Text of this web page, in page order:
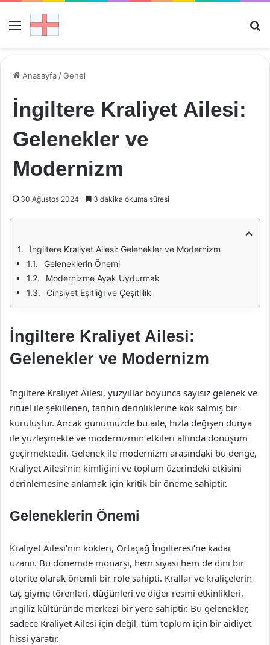
Menü
Anasayfa /Genel
İngiltere Kraliyet Ailesi:
Gelenekler ve
Modernizm
30 Ağustos 2024 3 dakika okuma süresi
İngiltere Kraliyet Ailesi: Gelenekler ve Modernizm
Geleneklerin Önemi
Modernizme Ayak Uydurmak
Cinsiyet Eşitliği ve Çeşitlilik
İngiltere Kraliyet Ailesi:
Gelenekler ve Modernizm
İngiltere Kraliyet Ailesi, yüzyıllar boyunca sayısız gelenek ve
ritüel ile şekillenen, tarihin derinliklerine kök salmış bir
kuruluştur. Ancak günümüzde bu aile, hızla değişen dünya
ile yüzleşmekte ve modernizmin etkileri altında dönüşüm
geçirmektedir. Gelenek ile modernizm arasındaki bu denge,
Kraliyet Ailesi’nin kimliğini ve toplum üzerindeki etkisini
derinlemesine anlamak için kritik bir öneme sahiptir.
Geleneklerin Önemi
Kraliyet Ailesi’nin kökleri, Ortaçağ İngilteresi’ne kadar
uzanır. Bu dönemde monarşi, hem siyasi hem de dini bir
otorite olarak önemli bir role sahipti. Krallar ve kraliçelerin
taç giyme törenleri, düğünleri ve diğer resmi etkinlikleri,
İngiliz kültüründe merkezi bir yere sahiptir. Bu gelenekler,
sadece Kraliyet Ailesi için değil, tüm toplum için bir aidiyet
hissi yaratır.